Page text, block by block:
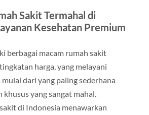
Sakit Termahal di
Kesehatan Premium
berbagai macam rumah sakit
harga, yang melayani
dari yang paling sederhana
yang sangat mahal.
di Indonesia menawarkan